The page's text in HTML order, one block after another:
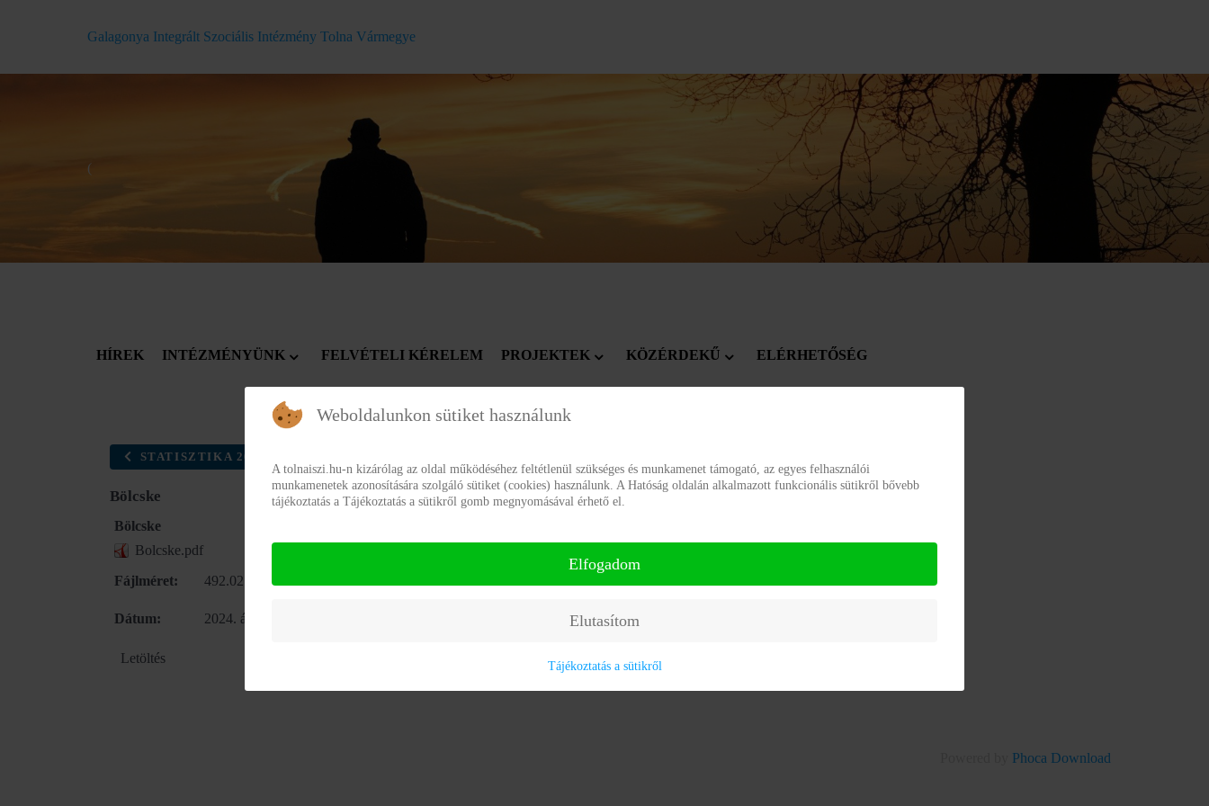
Galagonya Integrált Szociális Intézmény Tolna Vármegye
(
HÍREK INTÉZMÉNYÜNK FELVÉTELI KÉRELEM PROJEKTEK KÖZÉRDEKŰ ELÉRHETŐSÉG
STATISZTIKA 2023 INTÉZMÉNY MŰKÖDÉSI ADATAI
Bölcske
Bölcske
Bolcske.pdf
Fájlméret:
492.02 kB
Dátum: 2024. április 23
Phoca Download
Weboldalunkon sütiket használunk
A tolnaiszi.hu-n kizárólag az oldal működéséhez feltétlenül szükséges és munkamenet támogató, az egyes felhasználói
munkamenetek azonosítására szolgáló sütiket (cookies) használunk. A Hatóság oldalán alkalmazott funkcionális sütikről bővebb
tájékoztatás a Tájékoztatás a sütikről gomb megnyomásával érhető el.
Elfogadom
Elutasítom
Tájékoztatás a sütikről